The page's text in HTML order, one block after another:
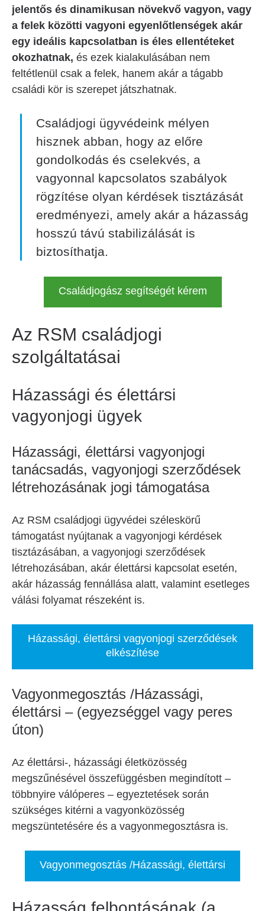
jelentős és dinamikusan növekvő vagyon, vagy
a felek közötti vagyoni egyenlőtlenségek akár
egy ideális kapcsolatban is éles ellentéteket
okozhatnak, és ezek kialakulásában nem
feltétlenül csak a felek, hanem akár a tágabb
családi kör is szerepet játszhatnak.
Családjogi ügyvédeink mélyen
hisznek abban, hogy az előre
gondolkodás és cselekvés, a
vagyonnal kapcsolatos szabályok
rögzítése olyan kérdések tisztázását
eredményezi, amely akár a házasság
hosszú távú stabilizálását is
biztosíthatja.
Családjogász segítségét kérem
Az RSM családjogi
szolgáltatásai
Házassági és élettársi
vagyonjogi ügyek
Házassági, élettársi vagyonjogi
tanácsadás, vagyonjogi szerződések
létrehozásának jogi támogatása
Az RSM családjogi ügyvédei széleskörű
támogatást nyújtanak a vagyonjogi kérdések
tisztázásában, a vagyonjogi szerződések
létrehozásában, akár élettársi kapcsolat esetén,
akár házasság fennállása alatt, valamint esetleges
válási folyamat részeként is.
Házassági, élettársi vagyonjogi szerződések
elkészítése
Vagyonmegosztás /Házassági,
élettársi – (egyezséggel vagy peres
úton)
Az élettársi-, házassági életközösség
megszűnésével összefüggésben megindított –
többnyire válóperes – egyeztetések során
szükséges kitérni a vagyonközösség
megszüntetésére és a vagyonmegosztásra is.
Vagyonmegosztás /Házassági, élettársi